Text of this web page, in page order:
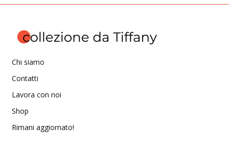
Chi siamo
Contatti
Lavora con noi
Shop
Rimani aggiornato!